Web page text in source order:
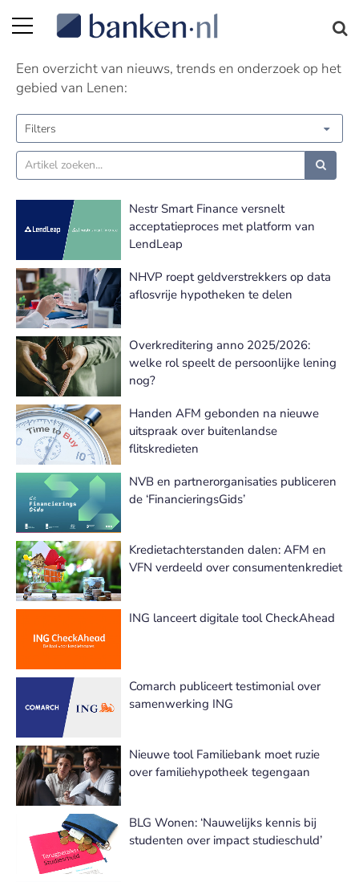
Lenen nieuws
Een overzicht van nieuws, trends en onderzoek op het
gebied van Lenen:
Filters
Nestr Smart Finance versnelt
acceptatieproces met platform van
LendLeap
NHVP roept geldverstrekkers op data
aflosvrije hypotheken te delen
Overkreditering anno 2025/2026:
welke rol speelt de persoonlijke lening
nog?
Handen AFM gebonden na nieuwe
uitspraak over buitenlandse
flitskredieten
NVB en partnerorganisaties publiceren
de ‘FinancieringsGids’
Kredietachterstanden dalen: AFM en
VFN verdeeld over consumentenkrediet
ING lanceert digitale tool CheckAhead
Comarch publiceert testimonial over
samenwerking ING
Nieuwe tool Familiebank moet ruzie
over familiehypotheek tegengaan
BLG Wonen: ‘Nauwelijks kennis bij
studenten over impact studieschuld’